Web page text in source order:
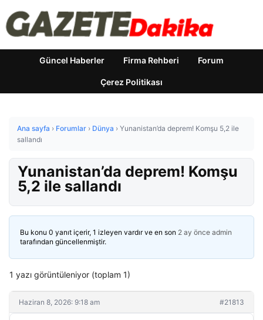
Güncel Haberler Firma Rehberi Forum
Çerez Politikası
Ana sayfa › Forumlar › Dünya › Yunanistan’da deprem! Komşu 5,2 ile
sallandı
Yunanistan’da deprem! Komşu
5,2 ile sallandı
Bu konu 0 yanıt içerir, 1 izleyen vardır ve en son 2 ay önce admin
tarafından güncellenmiştir.
1 yazı görüntüleniyor (toplam 1)
Haziran 8, 2026: 9:18 am #21813